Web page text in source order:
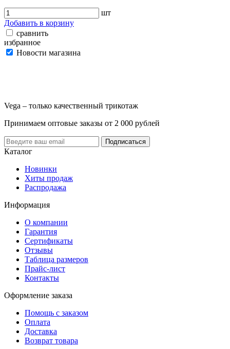
шт
Добавить в корзину
сравнить
избранное
Новости магазина
Vega – только качественный трикотаж
Принимаем оптовые заказы от 2 000 рублей
Каталог
Новинки
Хиты продаж
Распродажа
Информация
О компании
Гарантия
Сертификаты
Отзывы
Таблица размеров
Прайс-лист
Контакты
Оформление заказа
Помощь с заказом
Оплата
Доставка
Возврат товара